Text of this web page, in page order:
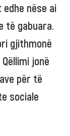
nëse ai
të gabuara.
gjithmonë
jonë
për të
sociale